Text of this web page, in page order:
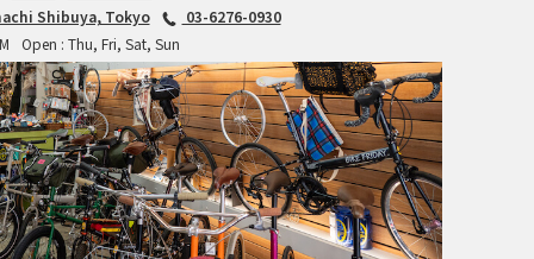
SPEEDVAGEN
STRIDSLAND
TANGLEFOOT
TOMII CYCLES
UNVER
Shibuya, Tokyo
03-6276-0930
Open : Thu, Fri, Sat, Sun